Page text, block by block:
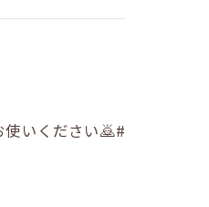
使いください🙇#